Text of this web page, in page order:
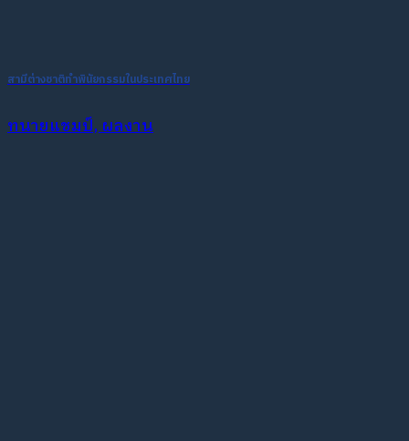
สามีต่างชาติทำพินัยกรรมในประเทศไทย
ทนายแชมป์, ผลงาน